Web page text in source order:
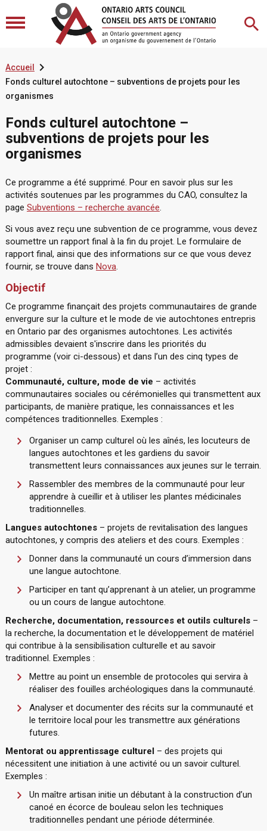
Accueil 
Fonds culturel autochtone – subventions de projets pour les
organismes
Fonds culturel autochtone –
subventions de projets pour les
organismes
Ce programme a été supprimé. Pour en savoir plus sur les
activités soutenues par les programmes du CAO, consultez la
page Subventions – recherche avancée.
Si vous avez reçu une subvention de ce programme, vous devez
soumettre un rapport final à la fin du projet. Le formulaire de
rapport final, ainsi que des informations sur ce que vous devez
fournir, se trouve dans Nova.
Objectif
Ce programme finançait des projets communautaires de grande
envergure sur la culture et le mode de vie autochtones entrepris
en Ontario par des organismes autochtones. Les activités
admissibles devaient s'inscrire dans les priorités du
programme (voir ci-dessous) et dans l’un des cinq types de
projet :
Communauté, culture, mode de vie – activités
communautaires sociales ou cérémonielles qui transmettent aux
participants, de manière pratique, les connaissances et les
compétences traditionnelles. Exemples :
Organiser un camp culturel où les aînés, les locuteurs de
langues autochtones et les gardiens du savoir
transmettent leurs connaissances aux jeunes sur le terrain.
Rassembler des membres de la communauté pour leur
apprendre à cueillir et à utiliser les plantes médicinales
traditionnelles.
Langues autochtones– projets de revitalisation des langues
autochtones, y compris des ateliers et des cours. Exemples :
Donner dans la communauté un cours d’immersion dans
une langue autochtone.
Participer en tant qu’apprenant à un atelier, un programme
ou un cours de langue autochtone.
Recherche, documentation, ressources et outils culturels–
la recherche, la documentation et le développement de matériel
qui contribue à la sensibilisation culturelle et au savoir
traditionnel. Exemples :
Mettre au point un ensemble de protocoles qui servira à
réaliser des fouilles archéologiques dans la communauté.
Analyser et documenter des récits sur la communauté et
le territoire local pour les transmettre aux générations
futures.
Mentorat ou apprentissage culturel– des projets qui
nécessitent une initiation à une activité ou un savoir culturel.
Exemples :
Un maître artisan initie un débutant à la construction d’un
canoé en écorce de bouleau selon les techniques
traditionnelles pendant une période déterminée.